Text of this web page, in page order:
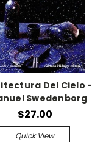
Del Cielo -
Swedenborg
$27.00
Quick View